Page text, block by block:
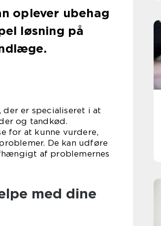
oplever ubehag
løsning på
er specialiseret i at
og tandkød.
for at kunne vurdere,
De kan udføre
af problemernes
med dine